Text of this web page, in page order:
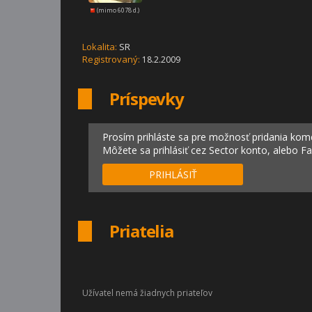
(mimo 6078 d.)
Lokalita: SR
Registrovaný: 18.2.2009
Príspevky
Prosím prihláste sa pre možnosť pridania
Môžete sa prihlásiť cez Sector konto, alebo
PRIHLÁSIŤ
Priatelia
Užívatel nemá žiadnych priateľov